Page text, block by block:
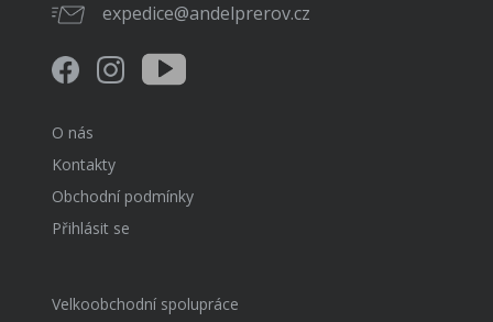
expedice@andelprerov.cz
O nás
Kontakty
Obchodní podmínky
Přihlásit se
Velkoobchodní spolupráce